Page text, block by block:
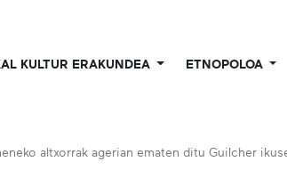
KULTUR ERAKUNDEA ETNOPOLOA
altxorrak agerian ematen ditu Guilcher